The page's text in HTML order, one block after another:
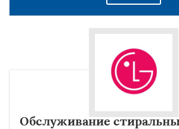
Обслуживание